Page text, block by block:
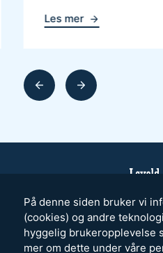
Les mer
Gå Gå
framover
På denne siden bruker vi
(cookies) og andre
hyggelig brukeropplevelse
mer om dette under våre